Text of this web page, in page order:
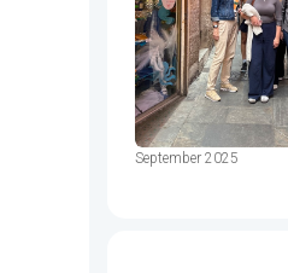
September 2025